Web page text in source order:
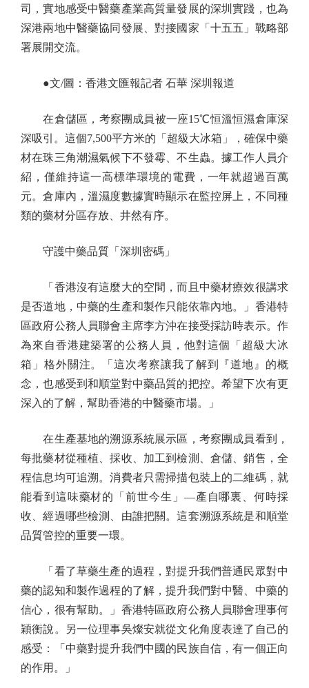
司，實地感受中醫藥產業高質量發展的深圳實踐，也為
深港兩地中醫藥協同發展、對接國家「十五五」戰略部
署展開交流。
●文/圖：香港文匯報記者 石華 深圳報道
在倉儲區，考察團成員被一座15℃恒溫恒濕倉庫深
深吸引。這個7,500平方米的「超級大冰箱」，確保中藥
材在珠三角潮濕氣候下不發霉、不生蟲。據工作人員介
紹，僅維持這一高標準環境的電費，一年就超過百萬
元。倉庫內，溫濕度數據實時顯示在監控屏上，不同種
類的藥材分區存放、井然有序。
守護中藥品質「深圳密碼」
「香港沒有這麼大的空間，而且中藥材療效很講求
是否道地，中藥的生產和製作只能依靠內地。」香港特
區政府公務人員聯會主席李方沖在接受採訪時表示。作
為來自香港建築署的公務人員，他對這個「超級大冰
箱」格外關注。「這次考察讓我了解到『道地』的概
念，也感受到和順堂對中藥品質的把控。希望下次有更
深入的了解，幫助香港的中醫藥市場。」
在生產基地的溯源系統展示區，考察團成員看到，
每批藥材從種植、採收、加工到檢測、倉儲、銷售，全
程信息均可追溯。消費者只需掃描包裝上的二維碼，就
能看到這味藥材的「前世今生」—產自哪裏、何時採
收、經過哪些檢測、由誰把關。這套溯源系統是和順堂
品質管控的重要一環。
「看了草藥生產的過程，對提升我們普通民眾對中
藥的認知和製作過程的了解，提升我們對中醫、中藥的
信心，很有幫助。」香港特區政府公務人員聯會理事何
穎衡說。另一位理事吳燦安就從文化角度表達了自己的
感受：「中藥對提升我們中國的民族自信，有一個正向
的作用。」